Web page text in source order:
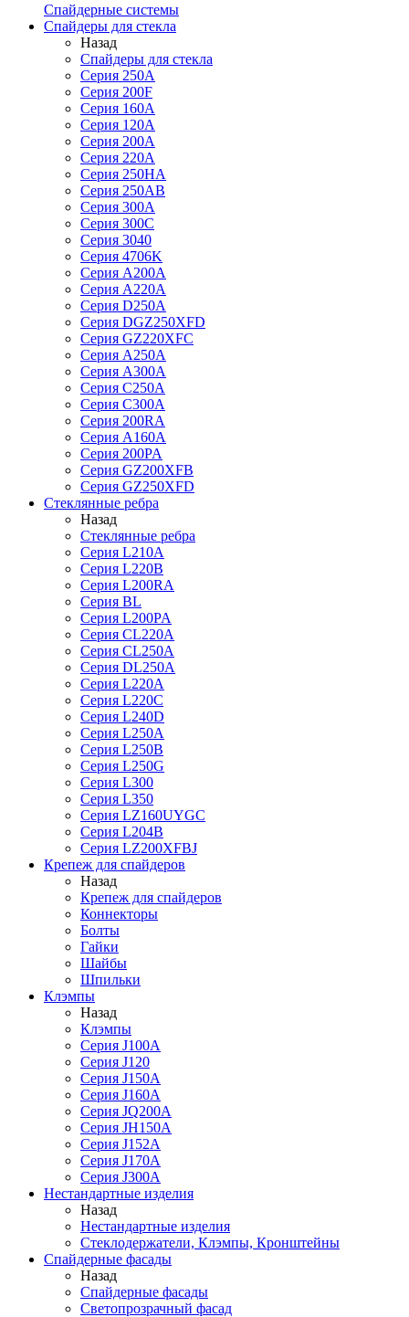
Спайдерные системы
Спайдеры для стекла
Назад
Спайдеры для стекла
Серия 250А
Серия 200F
Серия 160А
Серия 120A
Серия 200А
Серия 220А
Серия 250HA
Серия 250АB
Серия 300А
Серия 300С
Серия 3040
Серия 4706K
Серия A200A
Серия A220A
Серия D250A
Серия DGZ250XFD
Серия GZ220XFC
Серия А250А
Серия А300А
Серия С250A
Серия С300A
Серия 200RA
Серия А160A
Серия 200PA
Серия GZ200XFB
Серия GZ250XFD
Стеклянные ребра
Назад
Стеклянные ребра
Серия L210А
Серия L220В
Серия L200RA
Серия BL
Серия L200PA
Серия CL220A
Серия CL250A
Серия DL250A
Серия L220A
Серия L220C
Серия L240D
Серия L250A
Серия L250B
Серия L250G
Серия L300
Серия L350
Серия LZ160UYGC
Серия L204B
Серия LZ200XFBJ
Крепеж для спайдеров
Назад
Крепеж для спайдеров
Коннекторы
Болты
Гайки
Шайбы
Шпильки
Клэмпы
Назад
Клэмпы
Серия J100A
Серия J120
Серия J150A
Серия J160A
Серия JQ200A
Серия JH150A
Серия J152A
Серия J170A
Серия J300A
Нестандартные изделия
Назад
Нестандартные изделия
Стеклодержатели, Клэмпы, Кронштейны
Спайдерные фасады
Назад
Спайдерные фасады
Светопрозрачный фасад